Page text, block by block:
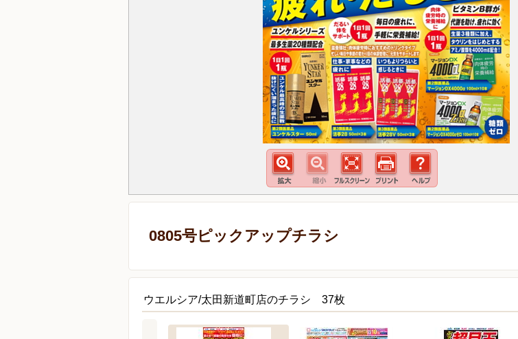
0805号ピックアップチラシ
ウエルシア/太田新道町店のチラシ 37枚